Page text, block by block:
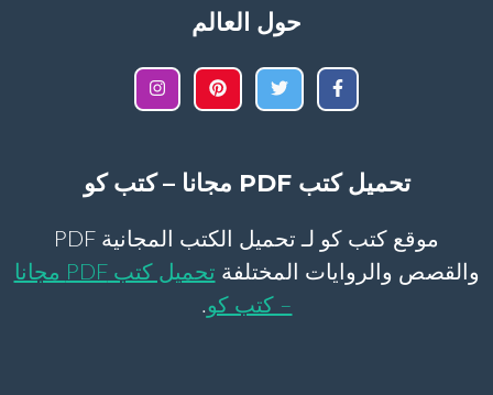
حول العالم
تحميل كتب PDF مجانا – كتب كو
موقع كتب كو لـ تحميل الكتب المجانية PDF
والقصص والروايات المختلفة
تحميل كتب PDF مجانا
– كتب كو.